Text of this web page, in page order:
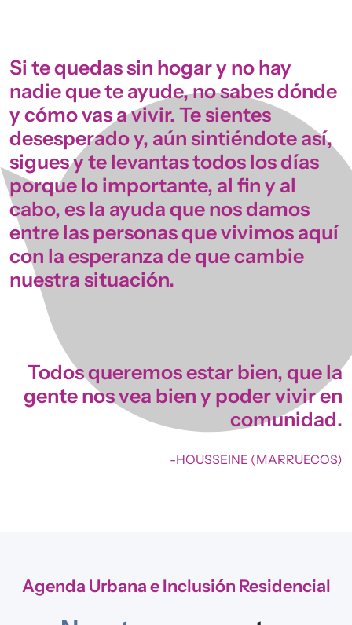
Si te quedas sin hogar y no hay
nadie que te ayude, no sabes dónde
y cómo vas a vivir. Te sientes
desesperado y, aún sintiéndote así,
sigues y te levantas todos los días
porque lo importante, al fin y al
cabo, es la ayuda que nos damos
entre las personas que vivimos aquí
con la esperanza de que cambie
nuestra situación.
Todos queremos estar bien, que la
gente nos vea bien y poder vivir en
comunidad.
-HOUSSEINE (MARRUECOS)
Agenda Urbana e Inclusión Residencial